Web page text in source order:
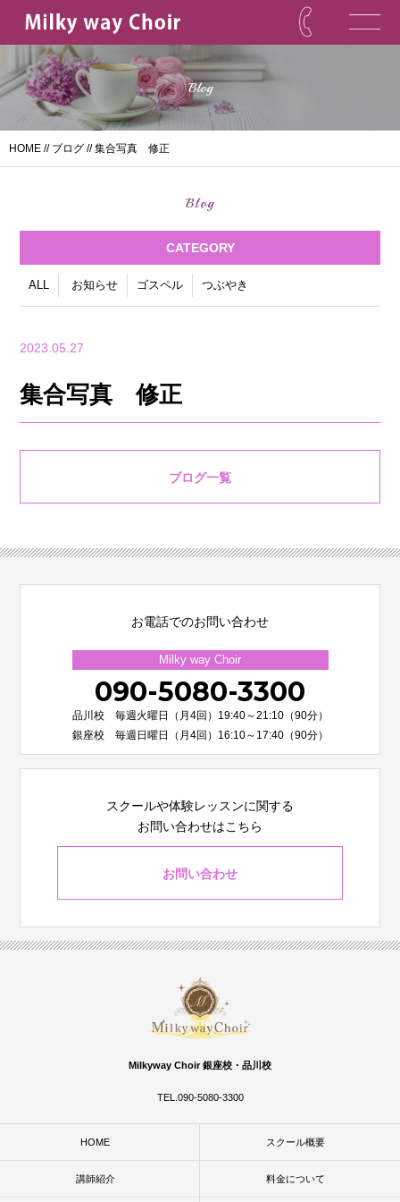
Blog
HOME // ブログ // 集合写真 修正
Blog
CATEGORY
ALL お知らせ ゴスペル つぶやき
2023.05.27
集合写真 修正
ブログ一覧
お電話でのお問い合わせ
Milky way Choir
090-5080-3300
品川校 毎週火曜日（月4回）19:40～21:10（90分）
銀座校 毎週日曜日（月4回）16:10～17:40（90分）
スクールや体験レッスンに関する
お問い合わせはこちら
お問い合わせ
Milkyway Choir 銀座校・品川校
TEL.090-5080-3300
HOME スクール概要
講師紹介 料金について